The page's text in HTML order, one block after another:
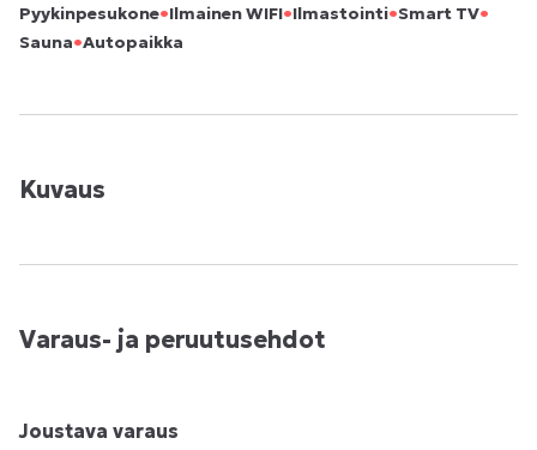
Pyykinpesukone•Ilmainen WIFI•Ilmastointi•Smart TV•
Sauna•Autopaikka
Kuvaus
Varaus- ja peruutusehdot
Joustava varaus